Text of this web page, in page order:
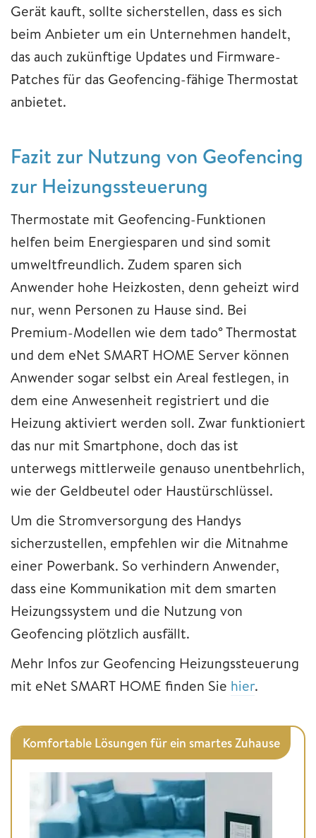
Gerät kauft, sollte sicherstellen, dass es sich
beim Anbieter um ein Unternehmen handelt,
das auch zukünftige Updates und Firmware-
Patches für das Geofencing-fähige Thermostat
anbietet.
Fazit zur Nutzung von Geofencing
zur Heizungssteuerung
Thermostate mit Geofencing-Funktionen
helfen beim Energiesparen und sind somit
umweltfreundlich. Zudem sparen sich
Anwender hohe Heizkosten, denn geheizt wird
nur, wenn Personen zu Hause sind. Bei
Premium-Modellen wie dem tado° Thermostat
und dem eNet SMART HOME Server können
Anwender sogar selbst ein Areal festlegen, in
dem eine Anwesenheit registriert und die
Heizung aktiviert werden soll. Zwar funktioniert
das nur mit Smartphone, doch das ist
unterwegs mittlerweile genauso unentbehrlich,
wie der Geldbeutel oder Haustürschlüssel.
Um die Stromversorgung des Handys
sicherzustellen, empfehlen wir die Mitnahme
einer Powerbank. So verhindern Anwender,
dass eine Kommunikation mit dem smarten
Heizungssystem und die Nutzung von
Geofencing plötzlich ausfällt.
Mehr Infos zur Geofencing Heizungssteuerung
mit eNet SMART HOME finden Sie hier.
Komfortable Lösungen für ein smartes Zuhause